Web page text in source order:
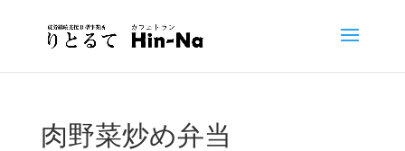
肉野菜炒め弁当